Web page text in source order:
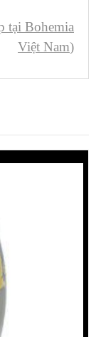
tại Bohemia
Việt Nam)